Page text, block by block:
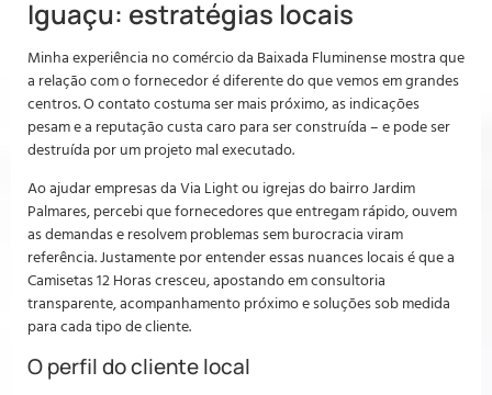
Iguaçu: estratégias locais
Minha experiência no comércio da Baixada Fluminense mostra que
a relação com o fornecedor é diferente do que vemos em grandes
centros. O contato costuma ser mais próximo, as indicações
pesam e a reputação custa caro para ser construída – e pode ser
destruída por um projeto mal executado.
Ao ajudar empresas da Via Light ou igrejas do bairro Jardim
Palmares, percebi que fornecedores que entregam rápido, ouvem
as demandas e resolvem problemas sem burocracia viram
referência. Justamente por entender essas nuances locais é que a
Camisetas 12 Horas cresceu, apostando em consultoria
transparente, acompanhamento próximo e soluções sob medida
para cada tipo de cliente.
O perfil do cliente local